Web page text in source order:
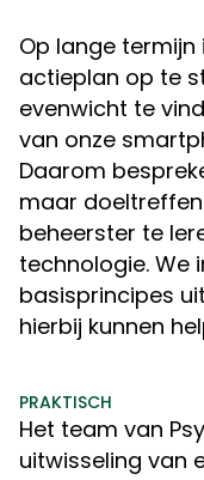
Op lange
actieplan op te
evenwicht te
van onze
Daarom
maar
beheerster te
technologie. We
basisprincipes
hierbij kunnen
PRAKTISCH
Het team van
uitwisseling van